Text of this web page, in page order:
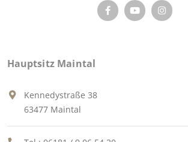
Hauptsitz Maintal
Kennedystraße 38
63477 Maintal